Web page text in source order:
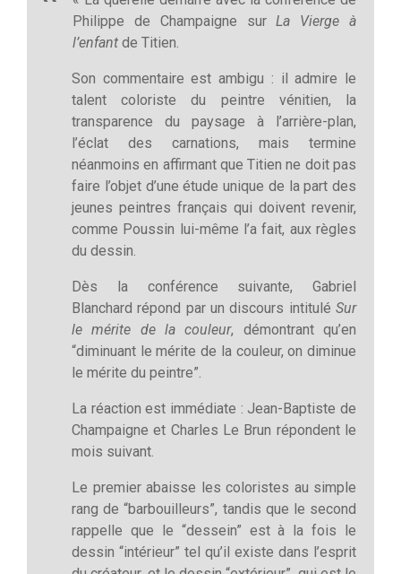
Philippe de Champaigne surLa Vierge à
l’enfant de Titien.
Son commentaire est ambigu : il admire le
talent coloriste du peintre vénitien, la
transparence du paysage à l’arrière-plan,
l’éclat des carnations, mais termine
néanmoins en affirmant que Titien ne doit pas
faire l’objet d’une étude unique de la part des
jeunes peintres français qui doivent revenir,
comme Poussin lui-même l’a fait, aux règles
du dessin.
Dès la conférence suivante, Gabriel
Blanchard répond par un discours intitulé Sur
le mérite de la couleur, démontrant qu’en
“diminuant le mérite de la couleur, on diminue
le mérite du peintre”.
La réaction est immédiate : Jean-Baptiste de
Champaigne et Charles Le Brun répondent le
mois suivant.
Le premier abaisse les coloristes au simple
rang de “barbouilleurs”, tandis que le second
rappelle que le “dessein” est à la fois le
dessin “intérieur” tel qu’il existe dans l’esprit